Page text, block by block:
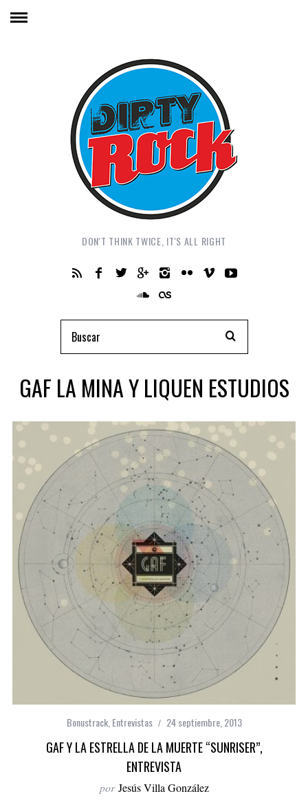
DON'T THINK TWICE, IT'S ALL RIGHT
GAF LA MINA Y LIQUEN ESTUDIOS
Bonustrack, Entrevistas 24 septiembre, 2013
GAF Y LA ESTRELLA DE LA MUERTE “SUNRISER”,
ENTREVISTA
por Jesús Villa González